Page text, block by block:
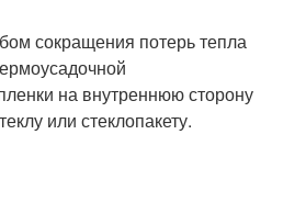
сокращения потерь тепла
на внутреннюю сторону
или стеклопакету.